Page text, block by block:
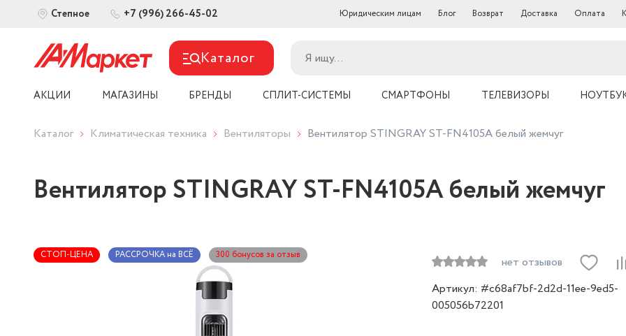
Степное +7 (996) 266-45-02 Юридическим лицам Блог Возврат Доставка Оплата
Каталог
АКЦИИ МАГАЗИНЫ БРЕНДЫ СПЛИТ-СИСТЕМЫ СМАРТФОНЫ ТЕЛЕВИЗОРЫ
Каталог Климатическая техника Вентиляторы Вентилятор STINGRAY ST-FN4105A белый жемчуг
Вентилятор STINGRAY ST-FN4105A белый жемчуг
СТОП-ЦЕНА РАССРОЧКА на ВСЁ 300 бонусов за отзыв
нет отзывов
Артикул: #c68af7bf-2d2d-11ee-9ed5-
005056b72201